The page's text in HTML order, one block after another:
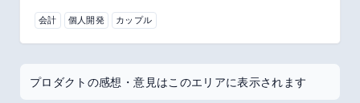
会計 個人開発 カップル
プロダクトの感想・意見はこのエリアに表示されます